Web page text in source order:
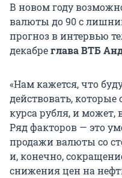
В новом году
валюты до 90 с
прогноз в интервью
декабреглава ВТБ
«Нам кажется, что
действовать,
курса рубля, и может,
Ряд факторов — это
продажи валюты со
и, конечно,
снижения цен на